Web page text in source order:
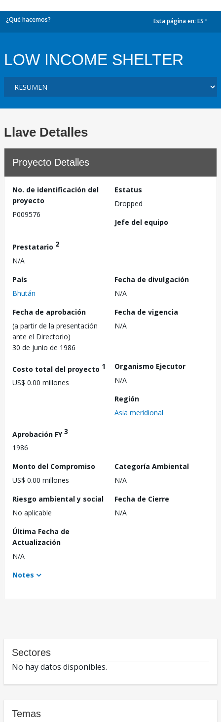
¿Qué hacemos? Esta página en: ES
LOW INCOME SHELTER
Llave Detalles
Proyecto Detalles
No. de identificación del
proyecto
P009576
Estatus
Dropped
Jefe del equipo
Prestatario 2
N/A
País
Bhután
Fecha de divulgación
N/A
Fecha de aprobación
(a partir de la presentación
ante el Directorio)
30 de junio de 1986
Fecha de vigencia
N/A
Costo total del proyecto 1
US$ 0.00 millones
Organismo Ejecutor
N/A
Región
Asia meridional
Aprobación FY3
1986
Monto del Compromiso
US$ 0.00 millones
Categoría Ambiental
N/A
Riesgo ambiental y social
No aplicable
Fecha de Cierre
N/A
Última Fecha de
Actualización
N/A
Notes
Sectores
No hay datos disponibles.
Temas